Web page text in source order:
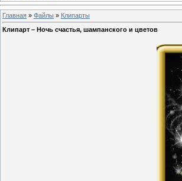
Главная » Файлы » Клипарты
Клипарт – Ночь счастья, шампанского и цветов